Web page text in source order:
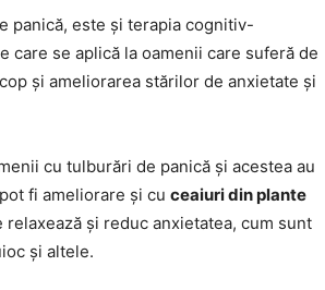
panică, este și terapia cognitiv-
care se aplică la oamenii care suferă de
și ameliorarea stărilor de anxietate și
cu tulburări de panică și acestea au
fi ameliorare și cu ceaiuri din plante
și reduc anxietatea, cum sunt
și altele.